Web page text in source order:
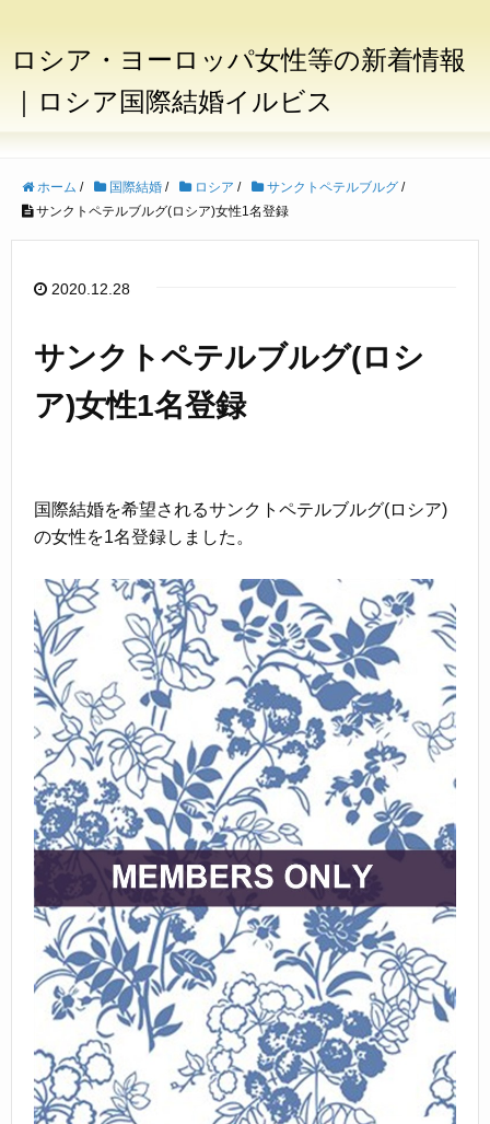
ロシア・ヨーロッパ女性等の新着情報
｜ロシア国際結婚イルビス
ホーム / 国際結婚 / ロシア / サンクトペテルブルグ /
サンクトペテルブルグ(ロシア)女性1名登録
2020.12.28
サンクトペテルブルグ(ロシ
ア)女性1名登録
国際結婚を希望されるサンクトペテルブルグ(ロシア)
の女性を1名登録しました。